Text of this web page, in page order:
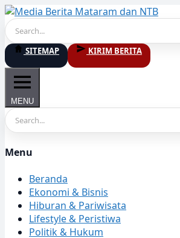
Skip
to
content
SITEMAP KIRIM BERITA
MENU
Menu
Beranda
Ekonomi & Bisnis
Hiburan & Pariwisata
Lifestyle & Peristiwa
Politik & Hukum